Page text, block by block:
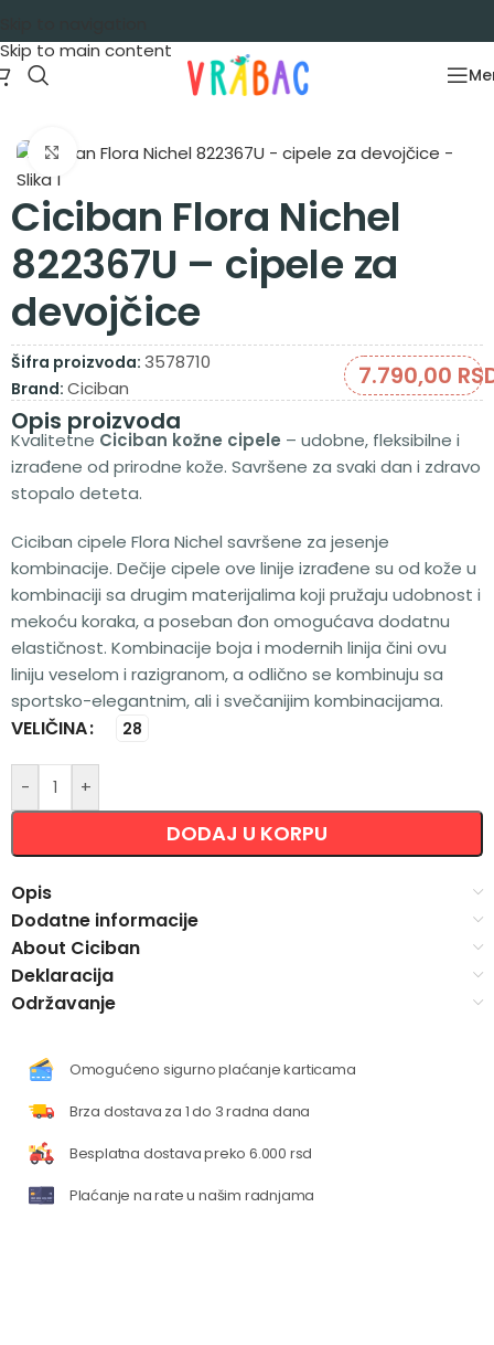
Skip to main content
Zumiraj sliku
Ciciban Flora Nichel
822367U – cipele za
devojčice
Šifra proizvoda: 3578710
Brand: Ciciban 7.790,00
Opis proizvoda
Kvalitetne Ciciban kožne cipele – udobne, fleksibilne i
izrađene od prirodne kože. Savršene za svaki dan i zdravo
stopalo deteta.
Ciciban cipele Flora Nichel savršene za jesenje
kombinacije. Dečije cipele ove linije izrađene su od kože u
kombinaciji sa drugim materijalima koji pružaju udobnost i
mekoću koraka, a poseban đon omogućava dodatnu
elastičnost. Kombinacije boja i modernih linija čini ovu
liniju veselom i razigranom, a odlično se kombinuju sa
sportsko-elegantnim, ali i svečanijim kombinacijama.
VELIČINA 28
- +
DODAJ U KORPU
Alternative:
Opis
Dodatne informacije
About Ciciban
Deklaracija
Održavanje
Omogućeno sigurno plaćanje karticama
Brza dostava za 1 do 3 radna dana
Besplatna dostava preko 6.000 rsd
Plaćanje na rate u našim radnjama